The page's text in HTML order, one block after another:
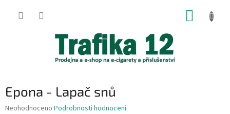
Epona - Lapač snů
Průměrné
Neohodnoceno Podrobnosti hodnocení